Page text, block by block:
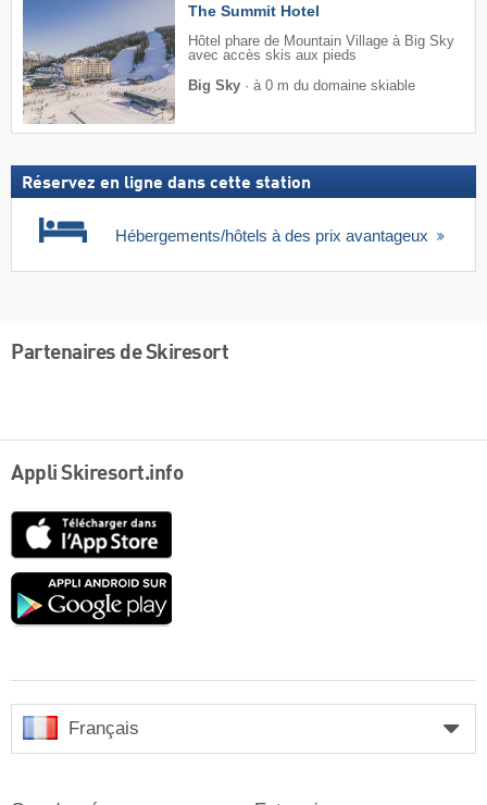
The Summit Hotel
Hôtel phare de Mountain Village à Big Sky
avec accès skis aux pieds
Big Sky · à 0 m du domaine skiable
Réservez en ligne dans cette station
Hébergements/hôtels à des prix avantageux
Partenaires de Skiresort
Appli Skiresort.info
Google
Français